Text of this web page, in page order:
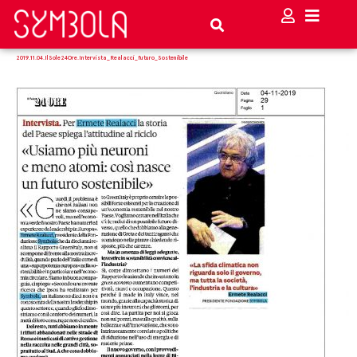
2019.11.04.IlSole24Ore.Intervista_Realacci_futuro_Sostenibile